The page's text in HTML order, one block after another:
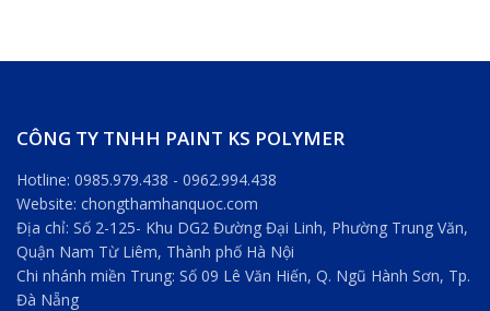
CÔNG TY TNHH PAINT KS POLYMER
Hotline: 0985.979.438 - 0962.994.438
Website: chongthamhanquoc.com
Địa chỉ: Số 2-125- Khu DG2 Đường Đại Linh, Phường Trung Văn,
Quận Nam Từ Liêm, Thành phố Hà Nội
Chi nhánh miền Trung: Số 09 Lê Văn Hiến, Q. Ngũ Hành Sơn, Tp.
Đà Nẵng